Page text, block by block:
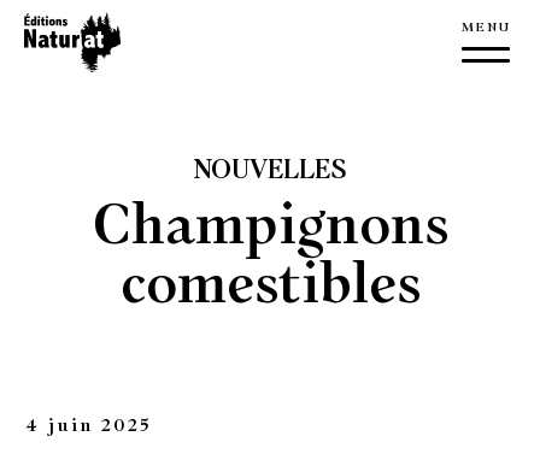
Éditions NaturAT
L’équipe
Nouvelles
Nous joindre
NOUVELLES
Champignons
comestibles
4 juin 2025